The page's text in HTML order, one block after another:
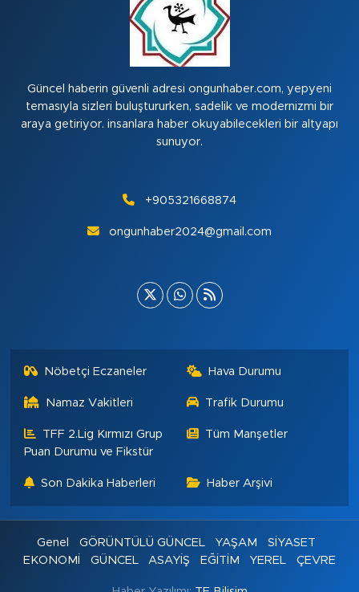
Güncel haberin güvenli adresi ongunhaber.com, yepyeni
temasıyla sizleri buluştururken, sadelik ve modernizmi bir
araya getiriyor. insanlara haber okuyabilecekleri bir altyapı
sunuyor.
+905321668874
ongunhaber2024@gmail.com
Nöbetçi Eczaneler Hava Durumu
Namaz Vakitleri Trafik Durumu
TFF 2.Lig Kırmızı Grup
Puan Durumu ve Fikstür
Tüm Manşetler
Son Dakika Haberleri Haber Arşivi
Genel GÖRÜNTÜLÜ GÜNCEL YAŞAM
SİYASET
EKONOMİ
GÜNCEL ASAYİŞ EĞİTİM YEREL ÇEVRE